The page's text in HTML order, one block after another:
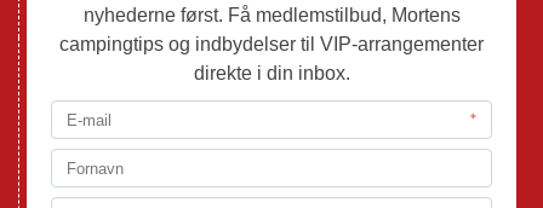
Nyheder
Adria
Adria Autocampere
Eriba
Fendt